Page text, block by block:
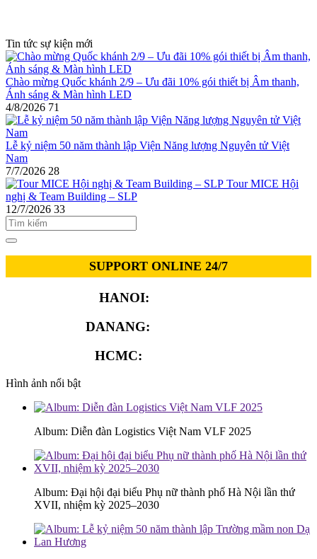
Tin tức sự kiện mới
Chào mừng Quốc khánh 2/9 – Ưu đãi 10% gói thiết bị Âm thanh,
Ánh sáng & Màn hình LED
4/8/2026 71
Lễ kỷ niệm 50 năm thành lập Viện Năng lượng Nguyên tử Việt
Nam
7/7/2026 28
Tour MICE Hội
nghị & Team Building – SLP
12/7/2026 33
SUPPORT ONLINE 24/7
HANOI:
DANANG:
HCMC:
Hình ảnh nổi bật
Album: Diễn đàn Logistics Việt Nam VLF 2025
Album: Đại hội đại biểu Phụ nữ thành phố Hà Nội lần thứ
XVII, nhiệm kỳ 2025–2030